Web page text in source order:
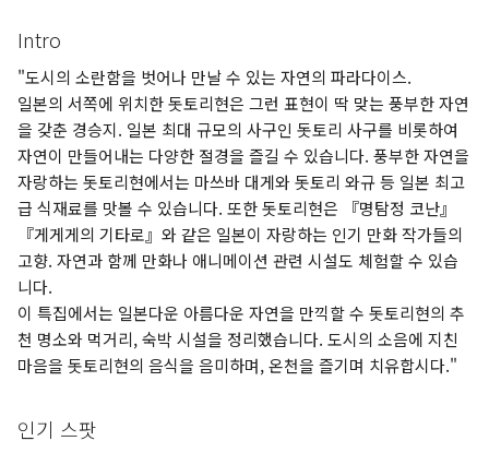
Intro
"도시의 소란함을 벗어나 만날 수 있는 자연의 파라다이스.
일본의 서쪽에 위치한 돗토리현은 그런 표현이 딱 맞는 풍부한 자연
을 갖춘 경승지. 일본 최대 규모의 사구인 돗토리 사구를 비롯하여
자연이 만들어내는 다양한 절경을 즐길 수 있습니다. 풍부한 자연을
자랑하는 돗토리현에서는 마쓰바 대게와 돗토리 와규 등 일본 최고
급 식재료를 맛볼 수 있습니다. 또한 돗토리현은 『명탐정 코난』
『게게게의 기타로』와 같은 일본이 자랑하는 인기 만화 작가들의
고향. 자연과 함께 만화나 애니메이션 관련 시설도 체험할 수 있습
니다.
이 특집에서는 일본다운 아름다운 자연을 만끽할 수 돗토리현의 추
천 명소와 먹거리, 숙박 시설을 정리했습니다. 도시의 소음에 지친
마음을 돗토리현의 음식을 음미하며, 온천을 즐기며 치유합시다."
인기 스팟